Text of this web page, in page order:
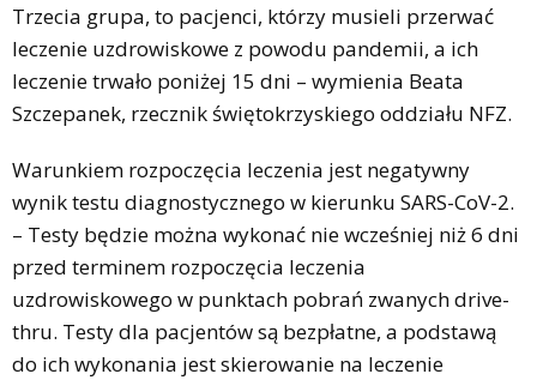
Trzecia grupa, to pacjenci, którzy musieli przerwać
leczenie uzdrowiskowe z powodu pandemii, a ich
leczenie trwało poniżej 15 dni – wymienia Beata
Szczepanek, rzecznik świętokrzyskiego oddziału NFZ.
Warunkiem rozpoczęcia leczenia jest negatywny
wynik testu diagnostycznego w kierunku SARS-CoV-2.
– Testy będzie można wykonać nie wcześniej niż 6 dni
przed terminem rozpoczęcia leczenia
uzdrowiskowego w punktach pobrań zwanych drive-
thru. Testy dla pacjentów są bezpłatne, a podstawą
do ich wykonania jest skierowanie na leczenie